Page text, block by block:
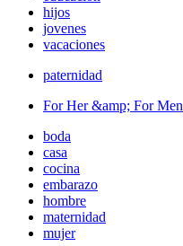
hijos
jovenes
vacaciones
paternidad
For Her &amp; For Men
boda
casa
cocina
embarazo
hombre
maternidad
mujer